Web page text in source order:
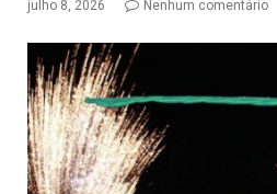
julho 8, 2026 Nenhum comentário